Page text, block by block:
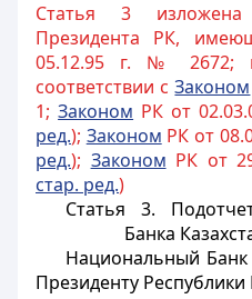
Статья 3
Президента РК,
05.12.95 г. № 2672;
соответствии сЗаконом
1;Законом РК от
ред.); Законом РК от
ред.); Законом РК от
стар. ред.)
Статья 3.
Банка
Национальный Банк
Президенту Республики